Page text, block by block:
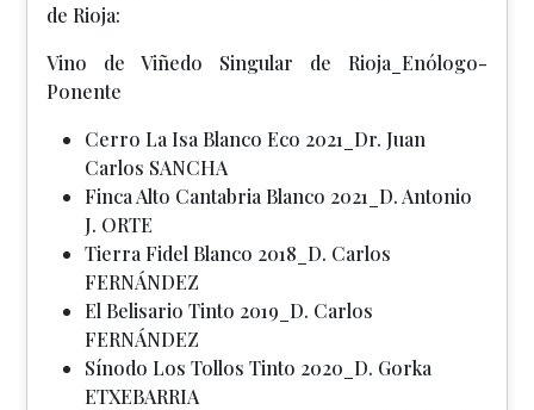
de Rioja:
Vino de Viñedo Singular de Rioja_Enólogo-
Ponente
Cerro La Isa Blanco Eco 2021_Dr. Juan
Carlos SANCHA
Finca Alto Cantabria Blanco 2021_D. Antonio
J. ORTE
Tierra Fidel Blanco 2018_D. Carlos
FERNÁNDEZ
El Belisario Tinto 2019_D. Carlos
FERNÁNDEZ
Sínodo Los Tollos Tinto 2020_D. Gorka
ETXEBARRIA